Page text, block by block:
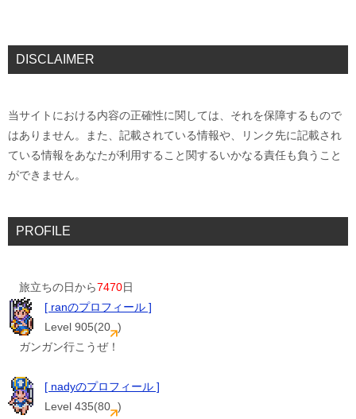
DISCLAIMER
当サイトにおける内容の正確性に関しては、それを保障するもので
はありません。また、記載されている情報や、リンク先に記載され
ている情報をあなたが利用すること関するいかなる責任も負うこと
ができません。
PROFILE
旅立ちの日から7470日
[ ranのプロフィール ]
Level 905(20 )
ガンガン行こうぜ！
[ nadyのプロフィール ]
Level 435(80 )